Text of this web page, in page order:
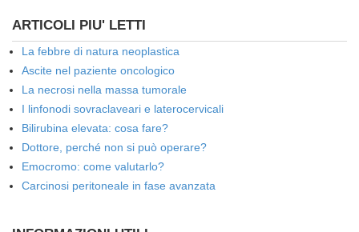
ARTICOLI PIU' LETTI
La febbre di natura neoplastica
Ascite nel paziente oncologico
La necrosi nella massa tumorale
I linfonodi sovraclaveari e laterocervicali
Bilirubina elevata: cosa fare?
Dottore, perché non si può operare?
Emocromo: come valutarlo?
Carcinosi peritoneale in fase avanzata